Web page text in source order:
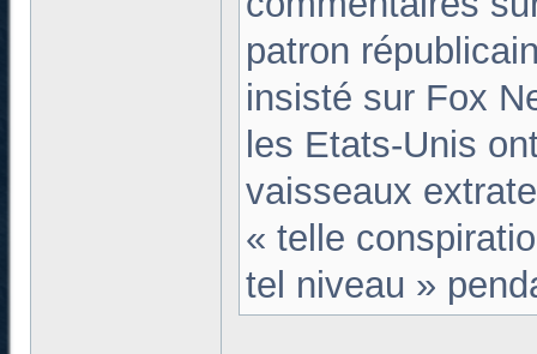
patron
insisté sur Fox
les Etats-Unis
vaisseaux
« telle
tel niveau »